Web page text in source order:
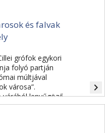
és falvak
grófok egykori
folyó partján
múltjával
városa”.
várából lenyűgöző
szikla
navigate_next